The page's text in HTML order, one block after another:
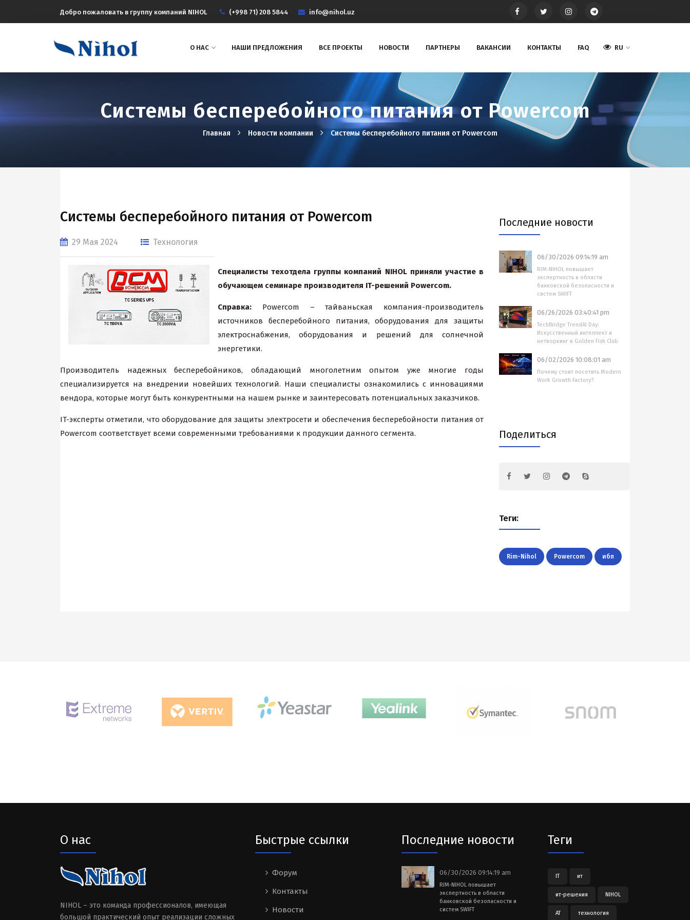
Добро пожаловать в группу компаний NIHOL (+998 71) 208 5844 info@nihol.uz
О НАС НАШИ ПРЕДЛОЖЕНИЯ ВСЕ ПРОЕКТЫ НОВОСТИ ПАРТНЕРЫ ВАКАНСИИ КОНТАКТЫ FAQ RU
Системы бесперебойного питания от Powercom
Главная Новости компании Системы бесперебойного питания от Powercom
Системы бесперебойного питания от Powercom
29 Мая 2024 Технология
Специалисты техотдела группы компаний NIHOLприняли участие в
обучающем семинаре производителя IT-решений Powercom.
Справка: Powercom – тайваньская компания-производитель
источников бесперебойного питания, оборудования для защиты
электроснабжения, оборудования и решений для солнечной
энергетики.
Производитель надежных бесперебойников, обладающий многолетним опытом уже многие годы
специализируется на внедрении новейших технологий. Наши специалисты ознакомились с инновациями
вендора, которые могут быть конкурентными на нашем рынке и заинтересовать потенциальных заказчиков.
IT-эксперты отметили, что оборудование для защиты электросети и обеспечения бесперебойности питания от
Powercom соответствует всеми современными требованиями к продукции данного сегмента.
Последние новости
06/30/2026 09:14:19 am
RIM-NIHOL повышает
экспертность в области
банковской безопасности и
систем SWIFT
06/26/2026 03:40:41 pm
TechBridge TrendAI Day:
Искусственный интеллект и
нетворкинг в Golden Fish Club
06/02/2026 10:08:01 am
Почему стоит посетить Modern
Work Growth Factory?
Поделиться
Теги:
Rim-Nihol Powercom ибп
О нас
NIHOL – это команда профессионалов, имеющая
большой практический опыт реализации сложных
Быстрые ссылки
Форум
Контакты
Новости
Последние новости
06/30/2026 09:14:19 am
RIM-NIHOL повышает
экспертность в области
банковской безопасности и
систем SWIFT
Теги
IT ит
ит-решения NIHOL
АТ технология